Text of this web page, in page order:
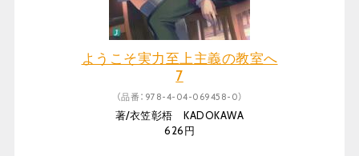
ようこそ実力至上主義の教室へ
7
（品番：978-4-04-069458-0）
著/衣笠彰梧 KADOKAWA
626円